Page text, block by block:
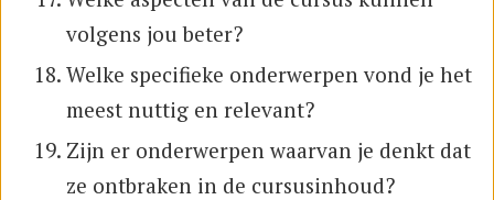
volgens jou beter?
Welke specifieke onderwerpen vond je het
meest nuttig en relevant?
Zijn er onderwerpen waarvan je denkt dat
ze ontbraken in de cursusinhoud?